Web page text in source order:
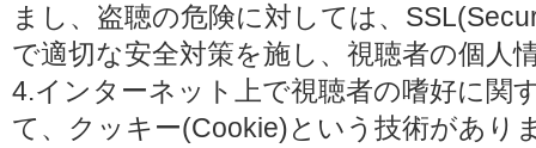
まし、盗聴の危険に対しては、
で適切な安全対策を施し、視聴者の個人
4.インターネット上で視聴者の嗜好に関
て、クッキー(Cookie)という技術があり